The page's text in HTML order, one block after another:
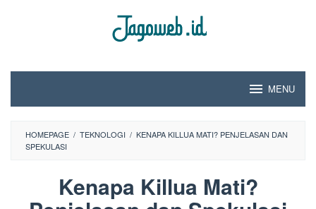
MENU
HOMEPAGE / TEKNOLOGI / KENAPA KILLUA MATI? PENJELASAN DAN
SPEKULASI
Kenapa Killua Mati?